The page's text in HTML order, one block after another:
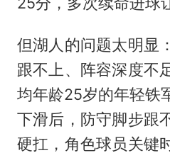
但湖人的问题太明显
跟不上、阵容深度不
均年龄25岁的年轻铁
下滑后，防守脚步跟
硬扛，角色球员关键